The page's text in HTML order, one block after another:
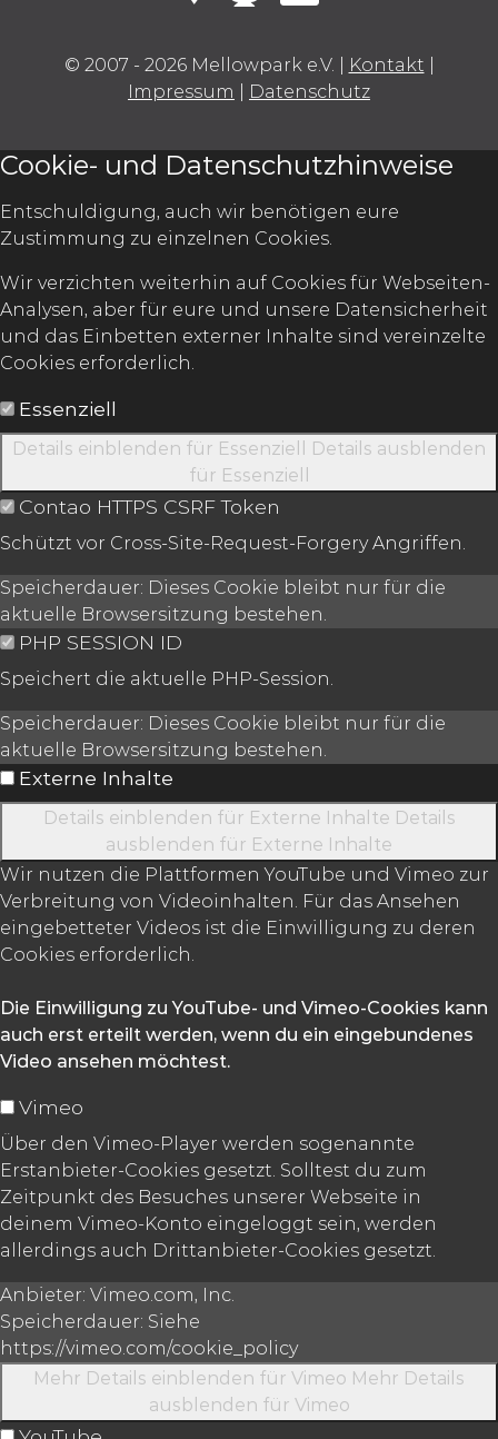
© 2007 - 2026 Mellowpark e.V. Kontakt
Impressum
Datenschutz
Cookie- und Datenschutzhinweise
Entschuldigung, auch wir benötigen eure
Zustimmung zu einzelnen Cookies.
Wir verzichten weiterhin auf Cookies für Webseiten-
Analysen, aber für eure und unsere Datensicherheit
und das Einbetten externer Inhalte sind vereinzelte
Cookies erforderlich.
Essenziell
Details einblenden für Essenziell
Details ausblenden
für Essenziell
Contao HTTPS CSRF Token
Schützt vor Cross-Site-Request-Forgery Angriffen.
Speicherdauer: Dieses Cookie bleibt nur für die
aktuelle Browsersitzung bestehen.
PHP SESSION ID
Speichert die aktuelle PHP-Session.
Speicherdauer: Dieses Cookie bleibt nur für die
aktuelle Browsersitzung bestehen.
Externe Inhalte
Details einblenden für Externe Inhalte Details
ausblenden für Externe Inhalte
Wir nutzen die Plattformen YouTube und Vimeo zur
Verbreitung von Videoinhalten. Für das Ansehen
eingebetteter Videos ist die Einwilligung zu deren
Cookies erforderlich.
Die Einwilligung zu YouTube- und Vimeo-Cookies kann
auch erst erteilt werden, wenn du ein eingebundenes
Video ansehen möchtest.
Vimeo
Über den Vimeo-Player werden sogenannte
Erstanbieter-Cookies gesetzt. Solltest du zum
Zeitpunkt des Besuches unserer Webseite in
deinem Vimeo-Konto eingeloggt sein, werden
allerdings auch Drittanbieter-Cookies gesetzt.
Anbieter: Vimeo.com, Inc.
Speicherdauer: Siehe
https://vimeo.com/cookie_policy
Mehr Details einblenden für Vimeo Mehr Details
ausblenden für Vimeo